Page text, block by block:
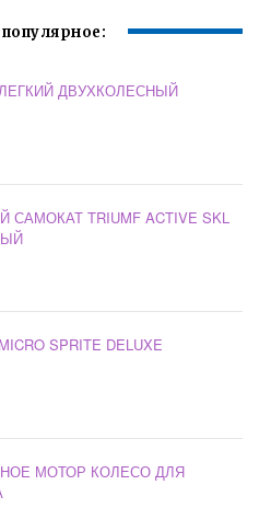
ДВУХКОЛЕСНЫЙ
TRIUMF ACTIVE SKL
SPRITE DELUXE
МОТОР КОЛЕСО ДЛЯ